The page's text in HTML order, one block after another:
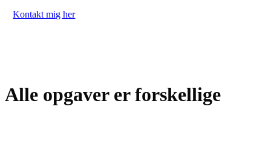
Kontakt mig her
Alle opgaver er forskellige